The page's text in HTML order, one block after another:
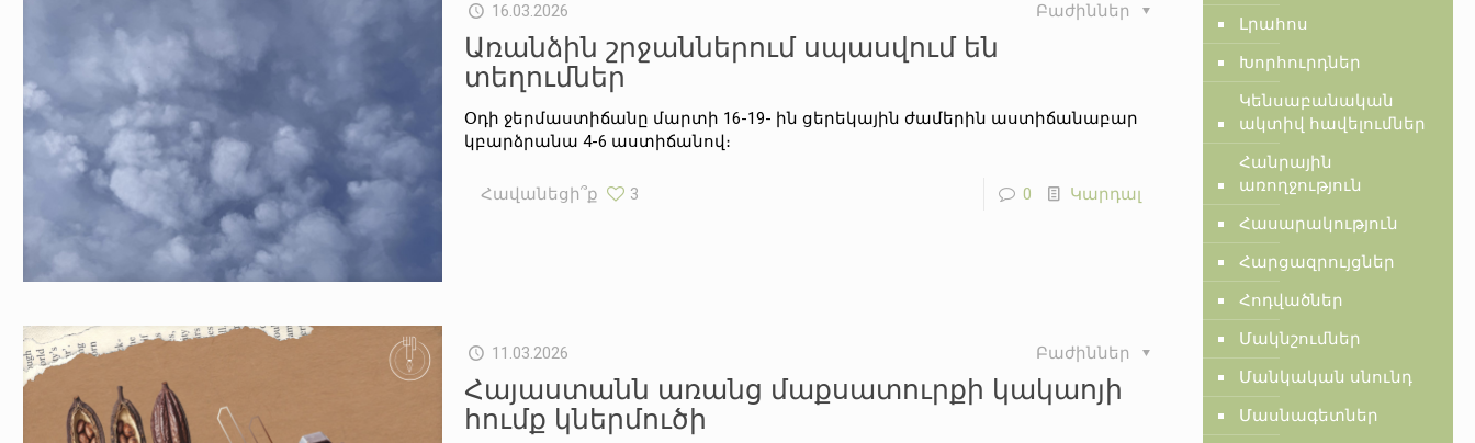
16.03.2026 Բաժիններ
Առանձին շրջաններում սպասվում են
տեղումներ
Օդի ջերմաստիճանը մարտի 16-19- ին ցերեկային ժամերին աստիճանաբար
կբարձրանա 4-6 աստիճանով։
Հավանեցի՞ք 3 0 Կարդալ
11.03.2026 Բաժիններ
Հայաստանն առանց մաքսատուրքի կակաոյի
հումք կներմուծի
Լրահոս
Խորհուրդներ
Կենսաբանական
ակտիվ հավելումներ
Հանրային
առողջություն
Հասարակություն
Հարցազրույցներ
Հոդվածներ
Մակնշումներ
Մանկական սնունդ
Մասնագետներ